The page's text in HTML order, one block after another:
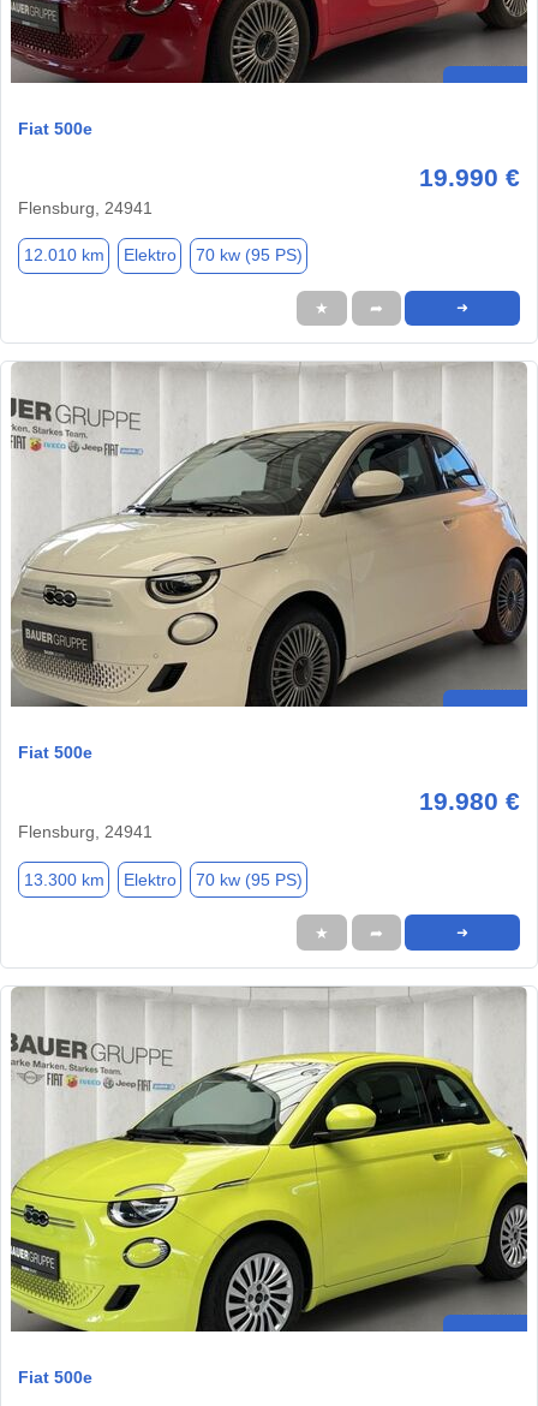
Fiat 500e
19.990 €
Flensburg, 24941
12.010 km Elektro 70 kw (95 PS)
★ ➦ ➜
Fiat 500e
19.980 €
Flensburg, 24941
13.300 km Elektro 70 kw (95 PS)
★ ➦ ➜
Fiat 500e